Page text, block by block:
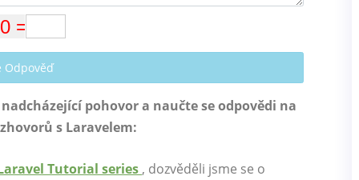
Odpověď
pohovor a naučte se odpovědi na
s Laravelem:
Tutorial series , dozvěděli jsme se o